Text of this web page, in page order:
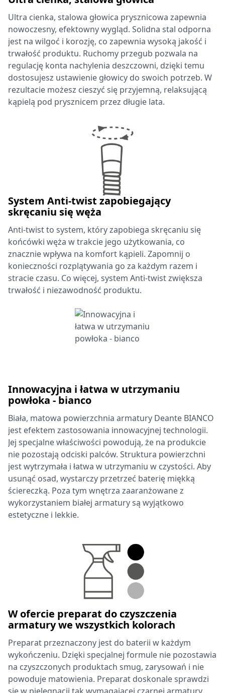
Ultra cienka, stalowa głowica prysznicowa zapewnia
nowoczesny, efektowny wygląd. Solidna stal odporna
jest na wilgoć i korozję, co zapewnia wysoką jakość i
trwałość produktu. Ruchomy przegub pozwala na
regulację konta nachylenia deszczowni, dzięki temu
dostosujesz ustawienie głowicy do swoich potrzeb. W
rezultacie możesz cieszyć się przyjemną, relaksującą
kąpielą pod prysznicem przez długie lata.
System Anti-twist zapobiegający
skręcaniu się węża
Anti-twist to system, który zapobiega skręcaniu się
końcówki węża w trakcie jego użytkowania, co
znacznie wpływa na komfort kąpieli. Zapomnij o
konieczności rozplątywania go za każdym razem i
stracie czasu. Co więcej, system Anti-twist zwiększa
trwałość i niezawodność produktu.
Innowacyjna i łatwa w utrzymaniu
powłoka - bianco
Biała, matowa powierzchnia armatury Deante BIANCO
jest efektem zastosowania innowacyjnej technologii.
Jej specjalne właściwości powodują, że na produkcie
nie pozostają odciski palców. Struktura powierzchni
jest wytrzymała i łatwa w utrzymaniu w czystości. Aby
usunąć osad, wystarczy przetrzeć baterię miękką
ściereczką. Poza tym wnętrza zaaranżowane z
wykorzystaniem białej armatury są wyjątkowo
estetyczne i lekkie.
W ofercie preparat do czyszczenia
armatury we wszystkich kolorach
Preparat przeznaczony jest do baterii w każdym
wykończeniu. Dzięki specjalnej formule nie pozostawia
na czyszczonych produktach smug, zarysowań i nie
powoduje matowienia. Preparat doskonale sprawdzi